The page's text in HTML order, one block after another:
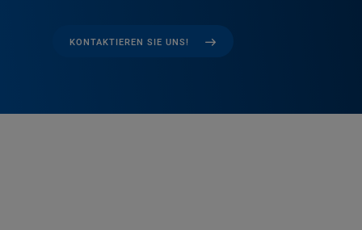
KONTAKTIEREN SIE UNS!